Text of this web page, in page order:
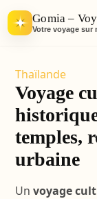
Gomia –
Votre voyage sur
Thaïlande
Voyage
temples,
urbaine
Un voyage